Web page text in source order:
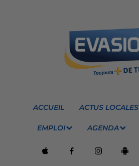
ACCUEIL ACTUS LOCALES
EMPLOI AGENDA